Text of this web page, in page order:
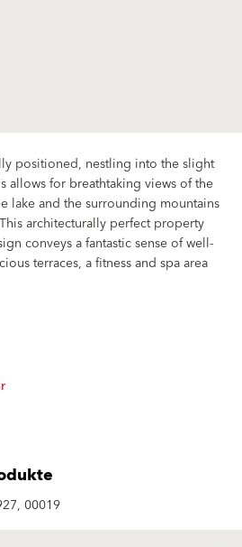
positioned, nestling into the slight
allows for breathtaking views of the
lake and the surrounding mountains
architecturally perfect property
conveys a fantastic sense of well-
terraces, a fitness and spa area
00019